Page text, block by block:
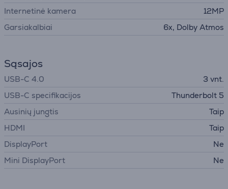
Internetinė kamera
12MP
Garsiakalbiai
6x, Dolby Atmos
Sąsajos
USB-C 4.0
3 vnt.
USB-C specifikacijos
Thunderbolt 5
Ausinių jungtis
Taip
HDMI
Taip
DisplayPort
Ne
Mini DisplayPort
Ne